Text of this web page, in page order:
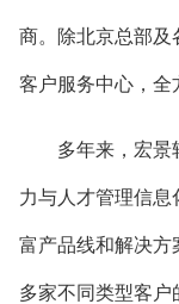
商。除北京总部及
客户服务中心，全
多年来，宏景
力与人才管理信
富产品线和解决方
多家不同类型客户